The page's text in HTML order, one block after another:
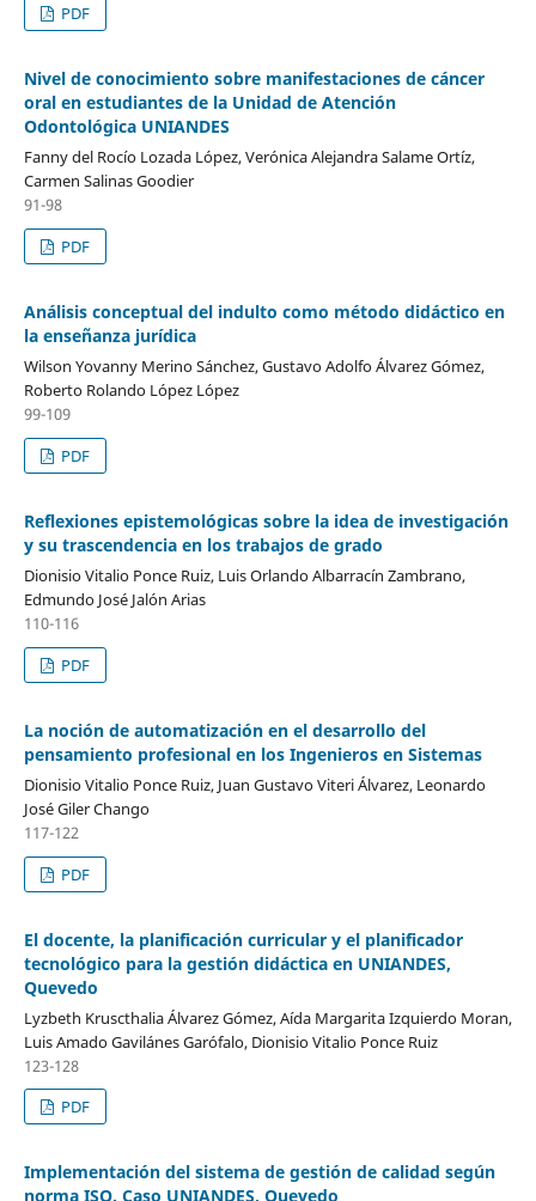
PDF
Nivel de conocimiento sobre manifestaciones de cáncer
oral en estudiantes de la Unidad de Atención
Odontológica UNIANDES
Fanny del Rocío Lozada López, Verónica Alejandra Salame Ortíz,
Carmen Salinas Goodier
91-98
PDF
Análisis conceptual del indulto como método didáctico en
la enseñanza jurídica
Wilson Yovanny Merino Sánchez, Gustavo Adolfo Álvarez Gómez,
Roberto Rolando López López
99-109
PDF
Reflexiones epistemológicas sobre la idea de investigación
y su trascendencia en los trabajos de grado
Dionisio Vitalio Ponce Ruiz, Luis Orlando Albarracín Zambrano,
Edmundo José Jalón Arias
110-116
PDF
La noción de automatización en el desarrollo del
pensamiento profesional en los Ingenieros en Sistemas
Dionisio Vitalio Ponce Ruiz, Juan Gustavo Viteri Álvarez, Leonardo
José Giler Chango
117-122
PDF
El docente, la planificación curricular y el planificador
tecnológico para la gestión didáctica en UNIANDES,
Quevedo
Lyzbeth Kruscthalia Álvarez Gómez, Aída Margarita Izquierdo Moran,
Luis Amado Gavilánes Garófalo, Dionisio Vitalio Ponce Ruiz
123-128
PDF
Implementación del sistema de gestión de calidad según
norma ISO. Caso UNIANDES, Quevedo